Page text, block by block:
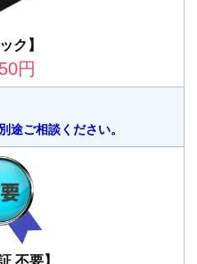
ク】
円
途ご相談ください。
不要】